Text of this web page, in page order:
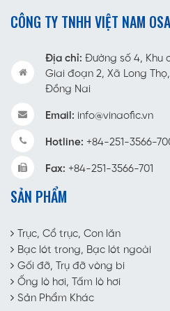
CÔNG TY TNHH VIỆT NAM
Địa chỉ: Đường số 4, Khu
Giai đoạn 2, Xã Long
Đồng Nai
Email: info@vinaofic.vn
Hotline: +84-251-3566-
Fax: +84-251-3566-701
SẢN PHẨM
Trục, Cổ trục, Con lăn
Bạc lót trong, Bạc lót ngoài
Gối đỡ, Trụ đỡ vòng bi
Ống lò hơi, Tấm lò hơi
Sản Phẩm Khác